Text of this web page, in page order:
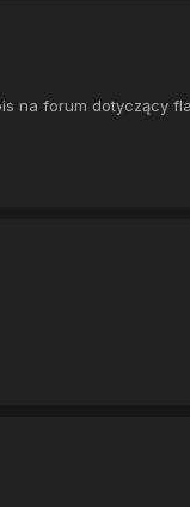
na forum dotyczący